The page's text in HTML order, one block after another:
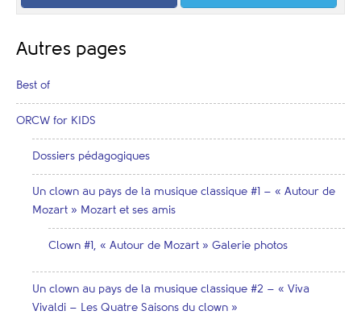
Autres pages
Best of
ORCW for KIDS
Dossiers pédagogiques
Un clown au pays de la musique classique #1 – « Autour de
Mozart » Mozart et ses amis
Clown #1, « Autour de Mozart » Galerie photos
Un clown au pays de la musique classique #2 – « Viva
Vivaldi – Les Quatre Saisons du clown »